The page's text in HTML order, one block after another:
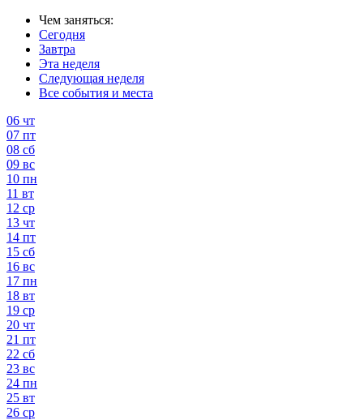
Чем заняться:
Сегодня
Завтра
Эта неделя
Следующая неделя
Все события и места
06 чт
07 пт
08 сб
09 вс
10 пн
11 вт
12 ср
13 чт
14 пт
15 сб
16 вс
17 пн
18 вт
19 ср
20 чт
21 пт
22 сб
23 вс
24 пн
25 вт
26 ср